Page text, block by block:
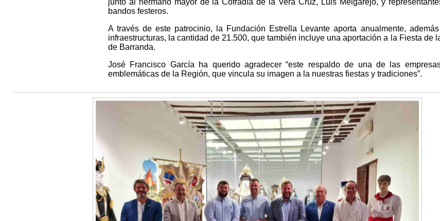
junto al hermano mayor de la Cofradía de la Vera Cruz, Luis Melgarejo, y
bandos festeros.
A través de este patrocinio, la Fundación Estrella Levante aporta anualmente,
infraestructuras, la cantidad de 21.500, que también incluye una aportación a la Fiesta de
de Barranda.
José Francisco García ha querido agradecer “este respaldo de una de las
emblemáticas de la Región, que vincula su imagen a la nuestras fiestas y tradiciones”.